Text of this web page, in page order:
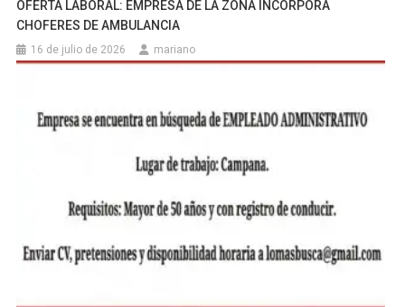
OFERTA LABORAL: EMPRESA DE LA ZONA INCORPORA
CHOFERES DE AMBULANCIA
16 de julio de 2026 mariano